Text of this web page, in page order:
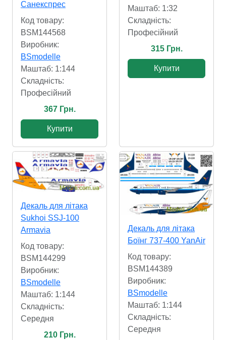
Санекспрес
Код товару:
BSM144568
Виробник:
BSmodelle
Маштаб: 1:144
Складність:
Професійний
367 Грн.
Купити
Маштаб: 1:32
Складність:
Професійний
315 Грн.
Купити
Декаль для літака
Sukhoi SSJ-100
Armavia
Код товару:
BSM144299
Виробник:
BSmodelle
Маштаб: 1:144
Складність:
Cередня
210 Грн.
Декаль для літака
Боїнг 737-400 YanAir
Код товару:
BSM144389
Виробник:
BSmodelle
Маштаб: 1:144
Складність:
Cередня